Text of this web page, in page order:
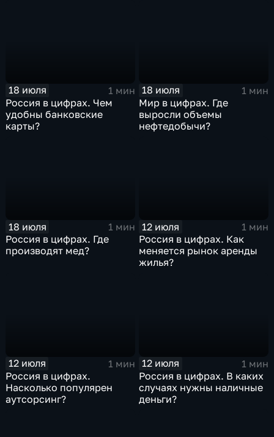
18 июля
1 мин
Россия в цифрах. Чем
удобны банковские
карты?
18 июля
1 мин
Мир в цифрах. Где
выросли объемы
нефтедобычи?
18 июля
1 мин
Россия в цифрах. Где
производят мед?
12 июля
1 мин
Россия в цифрах. Как
меняется рынок аренды
жилья?
12 июля
1 мин
Россия в цифрах.
Насколько популярен
аутсорсинг?
12 июля
1 мин
Россия в цифрах. В каких
случаях нужны наличные
деньги?